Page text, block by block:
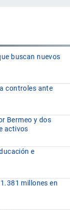
buscan nuevos
controles ante
Bermeo y dos
activos
e
millones en